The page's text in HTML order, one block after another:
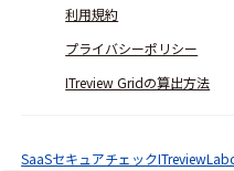
利用規約
プライバシーポリシー
ITreview Gridの算出方法
SaaSセキュアチェック